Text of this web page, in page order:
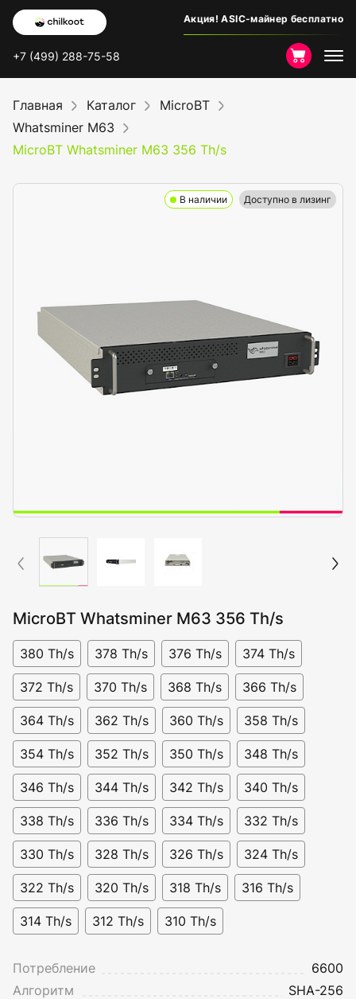
Акция! ASIC-майнер бесплатно
+7 (499) 288-75-58
Главная Каталог
MicroBT
Whatsminer M63
MicroBT Whatsminer M63 356 Th/s
В наличии Доступно в лизинг
MicroBT Whatsminer M63 356 Th/s
380 Th/s 378 Th/s 376 Th/s 374 Th/s
372 Th/s 370 Th/s 368 Th/s 366 Th/s
364 Th/s 362 Th/s 360 Th/s 358 Th/s
354 Th/s 352 Th/s 350 Th/s 348 Th/s
346 Th/s 344 Th/s 342 Th/s 340 Th/s
338 Th/s 336 Th/s 334 Th/s 332 Th/s
330 Th/s 328 Th/s 326 Th/s 324 Th/s
322 Th/s 320 Th/s 318 Th/s 316 Th/s
314 Th/s 312 Th/s 310 Th/s
Потребление
6600
Алгоритм
SHA-256